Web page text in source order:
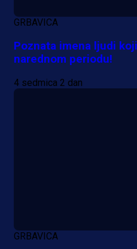
GRBAVICA
Poznata imena ljudi
narednom periodu!
4 sedmica 2 dan
GRBAVICA